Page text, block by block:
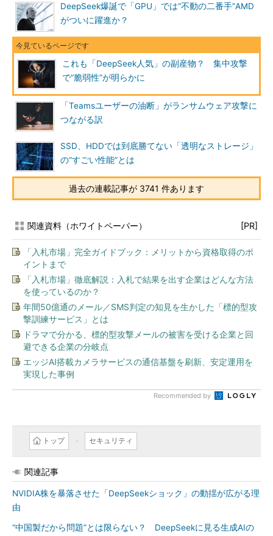
DeepSeek爆誕で「GPU」では“不動の二番手”AMD
がついに躍進か？
これも「DeepSeek人気」の副産物？ 集中攻撃
で“脆弱性”が明らかに
「Teamsユーザーの油断」がランサムウェア攻撃に
つながる訳
SSD、HDDでは到底勝てない「透明なストレージ」
の“すごい性能”とは
過去の連載記事が 3741 件あります
関連資料（ホワイトペーパー） [PR]
「入札市場」完全ガイドブック：メリットから資格取得のポ
イントまで
「入札市場」徹底解説：入札で結果を出す企業はどんな方法
を使っているのか？
年間50億通のメール／SMS判定の知見を生かした「標的型攻
撃訓練サービス」とは
ドラマで分かる、標的型攻撃メールの被害を受ける企業と回
避できる企業の分岐点
エッジAI搭載カメラサービスの通信基盤を刷新、安定運用を
実現した事例
Recommended by
トップ セキュリティ
関連記事
NVIDIA株を暴落させた「DeepSeekショック」の動揺が広がる理
由
“中国製だから問題”とは限らない？ DeepSeekに見る生成AIの